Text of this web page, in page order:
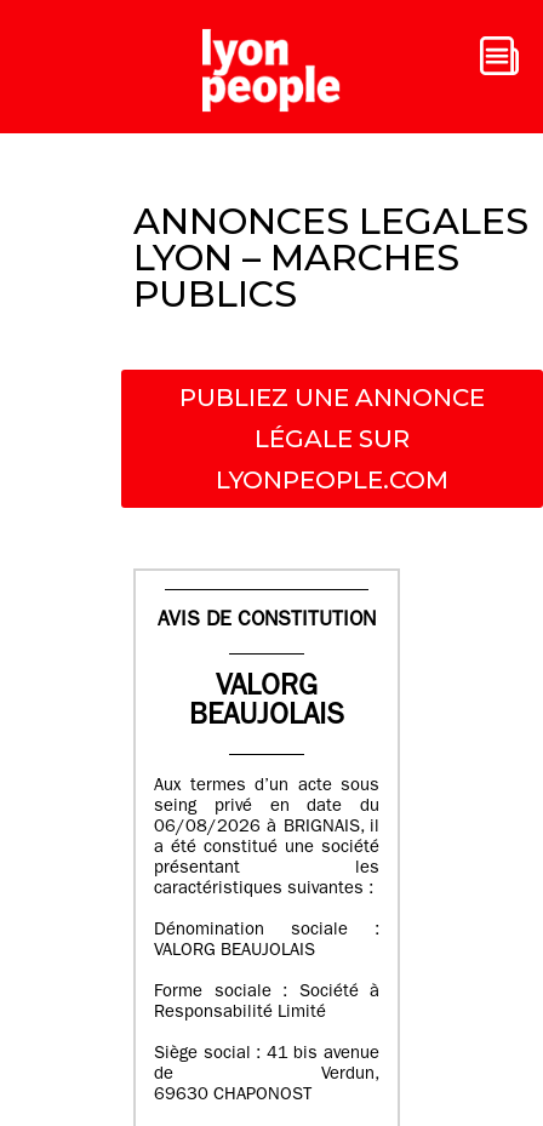
ANNONCES LEGALES
LYON – MARCHES
PUBLICS
PUBLIEZ UNE ANNONCE
LÉGALE SUR
LYONPEOPLE.COM
AVIS DE CONSTITUTION
VALORG
BEAUJOLAIS
Aux termes d’un acte sous
seing privé en date du
06/08/2026 à BRIGNAIS, il
a été constitué une société
présentant les
caractéristiques suivantes :
Dénomination sociale :
VALORG BEAUJOLAIS
Forme sociale : Société à
Responsabilité Limité
Siège social : 41 bis avenue
de Verdun,
69630 CHAPONOST